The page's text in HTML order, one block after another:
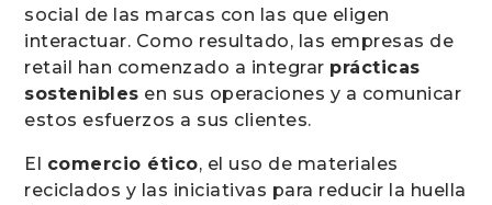
social de las marcas con las que eligen
interactuar. Como resultado, las empresas de
retail han comenzado a integrar prácticas
sostenibles en sus operaciones y a comunicar
estos esfuerzos a sus clientes.
El comercio ético, el uso de materiales
reciclados y las iniciativas para reducir la huella